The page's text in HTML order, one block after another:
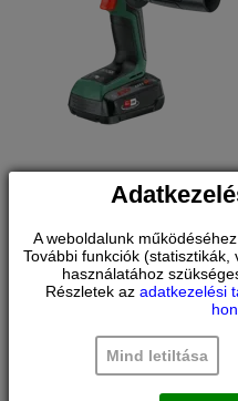
Összehasonlítás
BOSCH PEX 220 A
0603378000
A weboldalunk
További funkciók
használatához
Részletek az adatkezelési
Mind letiltása